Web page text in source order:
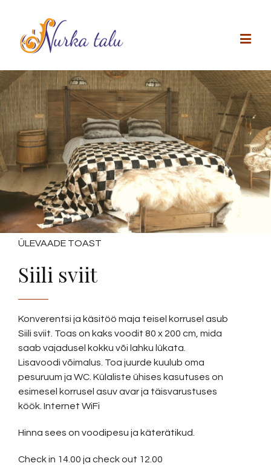
ÜLEVAADE TOAST
Siili sviit
Konverentsi ja käsitöö maja teisel korrusel asub
Siili sviit. Toas on kaks voodit 80 x 200 cm, mida
saab vajadusel kokku või lahku lükata.
Lisavoodi võimalus. Toa juurde kuulub oma
pesuruum ja WC. Külaliste ühises kasutuses on
esimesel korrusel asuv avar ja täisvarustuses
köök. Internet WiFi
Hinna sees on voodipesu ja käterätikud.
Check in 14.00 ja check out 12.00